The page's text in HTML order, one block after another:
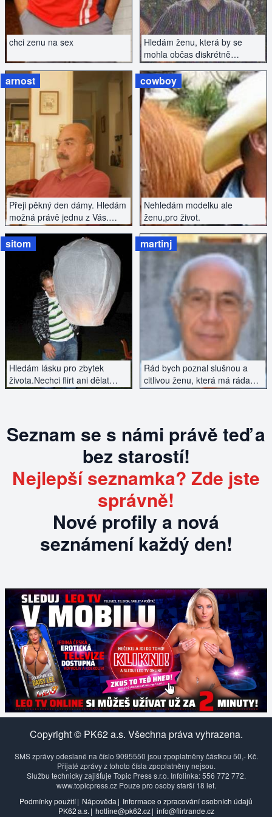
chci zenu na sex
Hledám ženu, která by se
mohla občas diskrétně
věnovat staršímu pánovi.
Přeji pěkný den dámy. Hledám
možná právě jednu z Vás.
Rozvedený, s vyřešenou
minulostí hledá vážný vztah.
arnost
ZOBRAZIT INZERÁT
Nehledám modelku ale
ženu,pro život.
cowboy
ZOBRAZIT INZERÁT
Hledám lásku pro zbytek
života.Nechci flirt ani dělat
finanční výpomoc. Hledám
udělat.Najde se taková ?
sitom
ZOBRAZIT INZERÁT
Rád bych poznal slušnou a
citlivou ženu, která má ráda
zahradu, přírodu a má
martinj
ZOBRAZIT INZERÁT
Seznam se s námi právě teď a
bez starostí!
Nejlepší seznamka? Zde jste
správně!
Nové profily a nová
seznámení každý den!
Copyright © PK62 a.s. Všechna práva vyhrazena.
SMS zprávy odeslané na číslo 9095550 jsou zpoplatněny částkou 50,- Kč.
Přijaté zprávy z tohoto čísla zpoplatněny nejsou.
Službu technicky zajišťuje Topic Press s.r.o. Infolinka: 556 772 772.
www.topicpress.cz Pouze pro osoby starší 18 let.
Podmínky použití| Nápověda | Informace o zpracování osobních údajů
PK62 a.s. | hotline@pk62.cz| info@flirtrande.cz